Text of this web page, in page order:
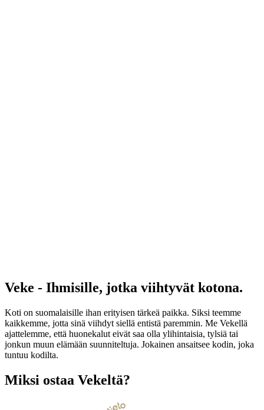
Veke - Ihmisille, jotka viihtyvät kotona.
Koti on suomalaisille ihan erityisen tärkeä paikka. Siksi teemme
kaikkemme, jotta sinä viihdyt siellä entistä paremmin. Me Vekellä
ajattelemme, että huonekalut eivät saa olla ylihintaisia, tylsiä tai
jonkun muun elämään suunniteltuja. Jokainen ansaitsee kodin, joka
tuntuu kodilta.
Miksi ostaa Vekeltä?